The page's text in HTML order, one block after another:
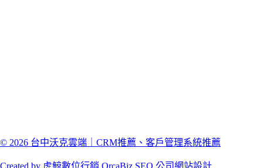
© 2026 台中沃克雲端｜CRM推薦、客戶管理系統推薦
Created by 虎鯨數位行銷 OrcaBiz SEO 公司網站設計